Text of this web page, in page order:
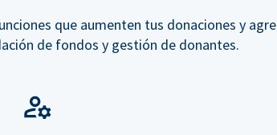
que aumenten tus donaciones y
de fondos y gestión de donantes.